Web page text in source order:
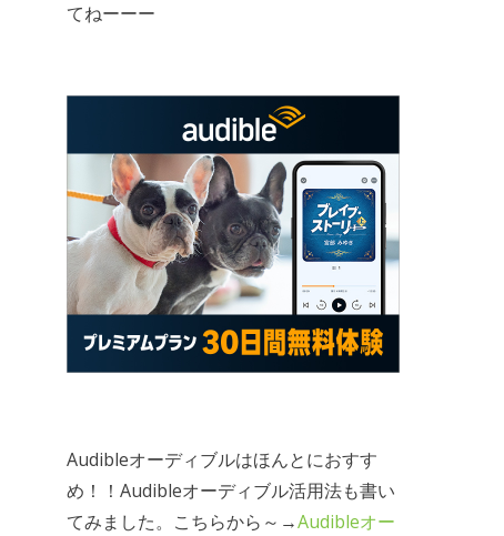
てねーーー
Audibleオーディブルはほんとにおすす
め！！Audibleオーディブル活用法も書い
てみました。こちらから～→Audibleオー